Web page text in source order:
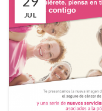
JUL